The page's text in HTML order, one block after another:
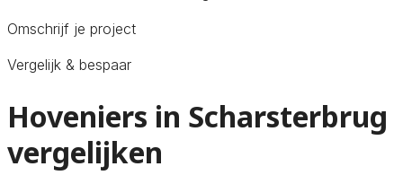
Omschrijf je project
Vergelijk & bespaar
Hoveniers in Scharsterbrug
vergelijken